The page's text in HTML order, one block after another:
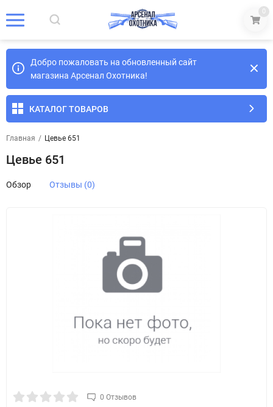
0
Добро пожаловать на обновленный сайт
магазина Арсенал Охотника!
КАТАЛОГ ТОВАРОВ
Главная / Цевье 651
Цевье 651
Обзор Отзывы (0)
0 Отзывов